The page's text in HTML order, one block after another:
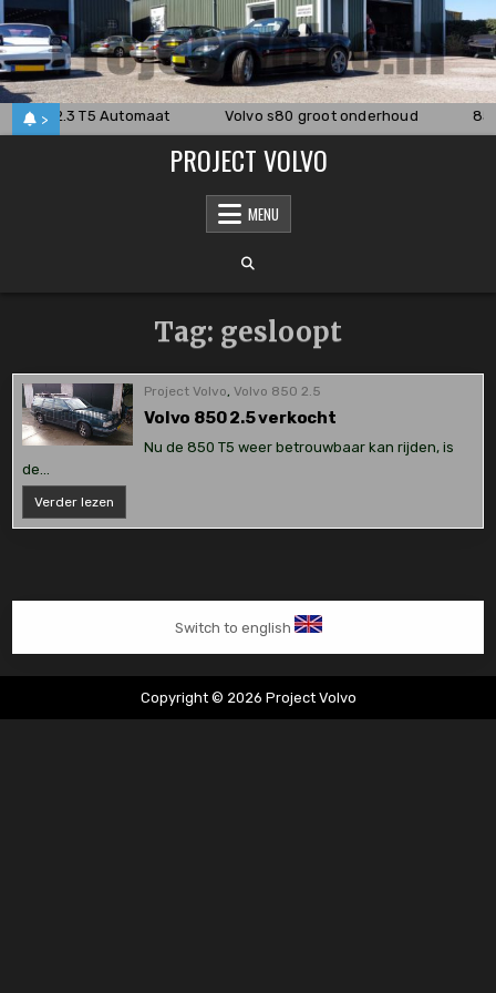
Skip
to
content
>
850 2.3 T5 Automaat Volvo s80 groot onderhoud
PROJECT VOLVO
MENU
Tag: gesloopt
Project Volvo,Volvo 850 2.5
Volvo 850 2.5 verkocht
Nu de 850 T5 weer betrouwbaar kan rijden, is
de…
Verder lezen
850
2.5
Switch to english
Copyright © 2026 Project Volvo